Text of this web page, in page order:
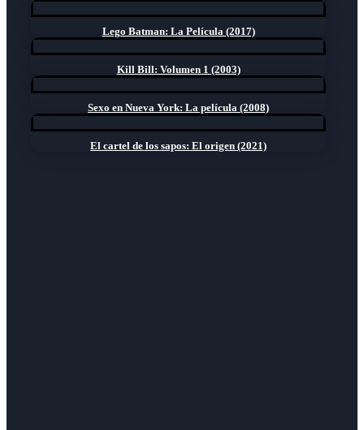
Lego Batman: La Película (2017)
Kill Bill: Volumen 1 (2003)
Sexo en Nueva York: La película (2008)
El cartel de los sapos: El origen (2021)